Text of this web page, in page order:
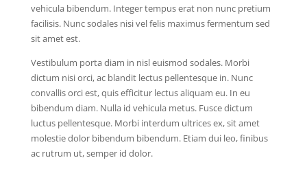
vehicula bibendum. Integer tempus erat non nunc pretium
facilisis. Nunc sodales nisi vel felis maximus fermentum sed
sit amet est.
Vestibulum porta diam in nisl euismod sodales. Morbi
dictum nisi orci, ac blandit lectus pellentesque in. Nunc
convallis orci est, quis efficitur lectus aliquam eu. In eu
bibendum diam. Nulla id vehicula metus. Fusce dictum
luctus pellentesque. Morbi interdum ultrices ex, sit amet
molestie dolor bibendum bibendum. Etiam dui leo, finibus
ac rutrum ut, semper id dolor.